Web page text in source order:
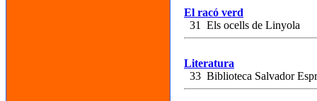
El racó verd
31 Els ocells de Linyola
Literatura
33 Biblioteca Salvador